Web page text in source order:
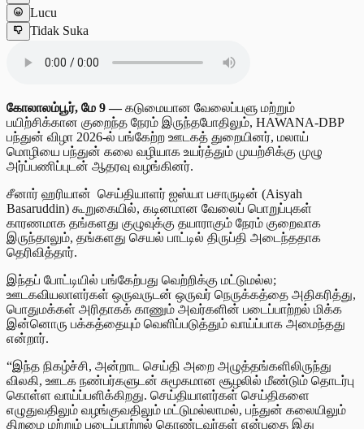
Lucu
Tidak Suka
கோலாலம்பூர், மே 9 —கடுமையான வேலைப்பளு மற்றும்
பயிற்சிக்கான குறைந்த நேரம் இருந்தபோதிலும், HAWANA-DBP
பந்துன் விழா 2026-ல் பங்கேற்ற ஊடகத் துறையினர், மலாய்
மொழியை பந்துன் கலை வழியாக உயர்த்தும் முயற்சிக்கு முழு
அர்ப்பணிப்புடன் ஆதரவு வழங்கினர்.
சீனார் ஹரியான் செய்தியாளர் ஐஸ்யா பசாருடின் (Aisyah
Basaruddin) கூறுகையில், கடினமான வேலைப் பொறுப்புகள்
காரணமாக தங்களது குழுவுக்கு தயாராகும் நேரம் குறைவாக
இருந்தாலும், தங்களது செயல் பாட்டில் திருப்தி அடைந்ததாக
தெரிவித்தார்.
இந்தப் போட்டியில் பங்கேற்பது வெற்றிக்கு மட்டுமல்ல;
ஊடகவியலாளர்கள் ஒருவருடன் ஒருவர் நெருக்கத்தை அதிகரித்து,
பொதுமக்கள் அரிதாகக் காணும் அவர்களின் படைப்பாற்றல் மிக்க
இன்னொரு பக்கத்தையும் வெளிப்படுத்தும் வாய்ப்பாக அமைந்தது
என்றார்.
“இந்த நிகழ்ச்சி, அன்றாட செய்தி அறை அழுத்தங்களிலிருந்து
விலகி, ஊடக நண்பர்களுடன் சுமூகமான சூழலில் மீண்டும் தொடர்பு
கொள்ள வாய்ப்பளிக்கிறது. செய்தியாளர்கள் செய்திகளை
எழுதுவதிலும் வழங்குவதிலும் மட்டுமல்லாமல், பந்துன் கலையிலும்
திறமை மற்றும் படைப்பாற்றல் கொண்டவர்கள் என்பதை இது